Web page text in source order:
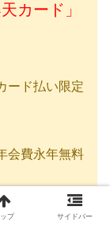
カード」
ード払い限定
会費永年無料
るキャンペー
ップ サイドバー